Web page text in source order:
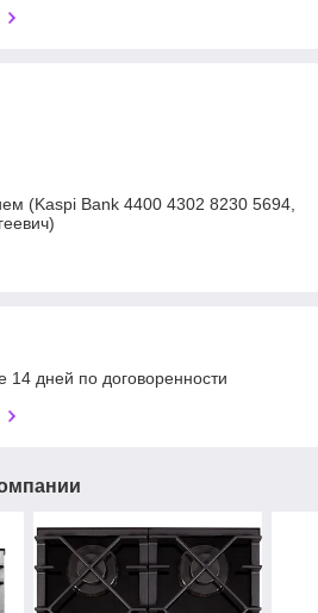
(Kaspi Bank 4400 4302 8230 5694,
14 дней по договоренности